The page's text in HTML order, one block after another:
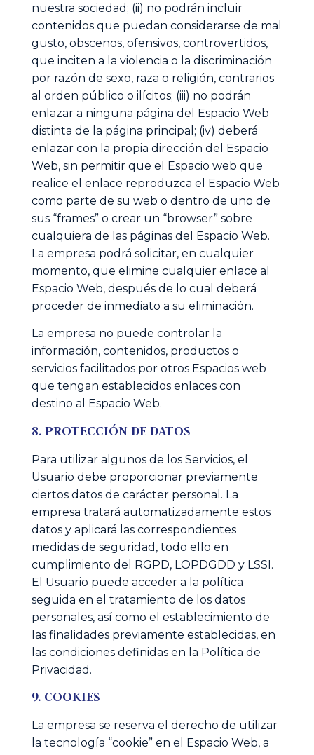
nuestra sociedad; (ii) no podrán incluir
contenidos que puedan considerarse de mal
gusto, obscenos, ofensivos, controvertidos,
que inciten a la violencia o la discriminación
por razón de sexo, raza o religión, contrarios
al orden público o ilícitos; (iii) no podrán
enlazar a ninguna página del Espacio Web
distinta de la página principal; (iv) deberá
enlazar con la propia dirección del Espacio
Web, sin permitir que el Espacio web que
realice el enlace reproduzca el Espacio Web
como parte de su web o dentro de uno de
sus “frames” o crear un “browser” sobre
cualquiera de las páginas del Espacio Web.
La empresa podrá solicitar, en cualquier
momento, que elimine cualquier enlace al
Espacio Web, después de lo cual deberá
proceder de inmediato a su eliminación.
La empresa no puede controlar la
información, contenidos, productos o
servicios facilitados por otros Espacios web
que tengan establecidos enlaces con
destino al Espacio Web.
8. PROTECCIÓN DE DATOS
Para utilizar algunos de los Servicios, el
Usuario debe proporcionar previamente
ciertos datos de carácter personal. La
empresa tratará automatizadamente estos
datos y aplicará las correspondientes
medidas de seguridad, todo ello en
cumplimiento del RGPD, LOPDGDD y LSSI.
El Usuario puede acceder a la política
seguida en el tratamiento de los datos
personales, así como el establecimiento de
las finalidades previamente establecidas, en
las condiciones definidas en la Política de
Privacidad.
9. COOKIES
La empresa se reserva el derecho de utilizar
la tecnología “cookie” en el Espacio Web, a